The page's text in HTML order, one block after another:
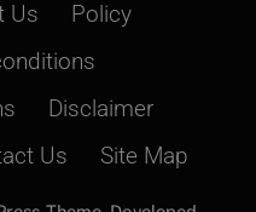
Us
Policy
Disclaimer
Us Site Map